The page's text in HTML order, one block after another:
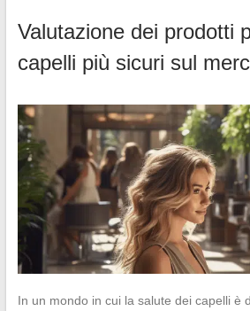
Valutazione dei prodotti
capelli più sicuri sul
In un mondo in cui la salute dei capelli è